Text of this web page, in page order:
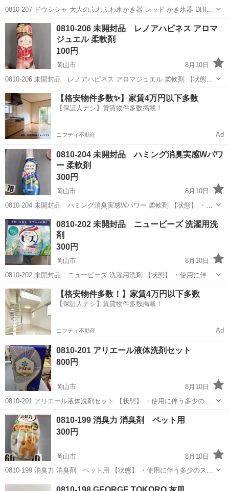
0810-207 ドウシシャ 大人のふわふわ氷かき器 レッド かき氷器 DHIS-
18RD 【状態】 ・使用に伴う多少のスレ、キズ、落としきれない汚れ
などございます ・詳細は現地でご確認ください ・お値引きは...
岡山 岡山市 かき氷器
0810-206 未開封品 レノアハピネス アロマ
ジュエル 柔軟剤
100円
岡山市
8月10日
0810-206 未開封品 レノアハピネス アロマジュエル 柔軟剤 【状態】
・使用に伴う多少のスレ、キズ、落としきれない汚れなどございます
・詳細は現地でご確認ください ・お値引きは出来かねますのでご了承
願...
岡山 岡山市 洗濯用品 アロマジュエル
【格安物件多数✨】家賃4万円以下多数
【保証人ナシ】賃貸物件多数掲載！
ニフティ不動産 Ad
0810-204 未開封品 ハミング消臭実感Wパワ
ー 柔軟剤
300円
岡山市
8月10日
0810-204 未開封品 ハミング消臭実感Wパワー 柔軟剤 【状態】 ・使
用に伴う多少のスレ、キズ、落としきれない汚れなどございます ・詳
細は現地でご確認ください ・お値引きは出来かねますのでご了承願い
ます...
岡山 岡山市 現地
0810-202 未開封品 ニュービーズ 洗濯用洗
剤
300円
岡山市
8月10日
0810-202 未開封品 ニュービーズ 洗濯用洗剤 【状態】 ・使用に伴う
多少のスレ、キズ、落としきれない汚れなどございます ・詳細は現地
でご確認ください ・お値引きは出来かねますのでご了承願います ※
中...
岡山 岡山市 洗濯用品 ニュービーズ
【格安物件多数！】家賃4万円以下多数
【保証人ナシ】賃貸物件多数掲載！
ニフティ不動産 Ad
0810-201 アリエール液体洗剤セット
800円
岡山市
8月10日
0810-201 アリエール液体洗剤セット 【状態】 ・使用に伴う多少のス
レ、キズ、落としきれない汚れなどございます ・詳細は現地でご確認
ください ・お値引きは出来かねますのでご了承願います ※中古品のた
め...
岡山 岡山市 洗濯用品 現地
0810-199 消臭力 消臭剤 ペット用
300円
岡山市
8月10日
0810-199 消臭力 消臭剤 ペット用 【状態】 ・使用に伴う多少のス
レ、キズ、落としきれない汚れなどございます ・詳細は現地でご確認
岡山 岡山市